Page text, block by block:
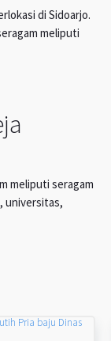
di Sidoarjo.
meliputi
meliputi seragam
universitas,
Pria baju Dinas